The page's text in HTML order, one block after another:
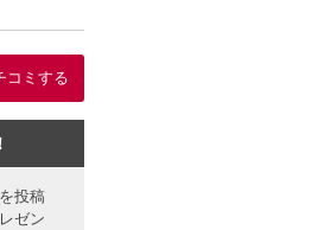
コミする
投稿
ゼン